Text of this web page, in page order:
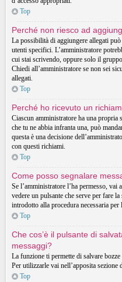
Top
Perché non riesco ad
La possibilità di aggiungere allegati
utenti specifici. L’amministratore
cui stai scrivendo, oppure solo il
Chiedi all’amministratore se non sei
allegati.
Top
Perché ho ricevuto un
Ciascun amministratore ha una propria
che tu ne abbia infranta una, può
questa è una decisione
con questi richiami.
Top
Come posso segnalare
Se l’amministratore l’ha permesso, vai
vedere un pulsante che serve per fare
introdotto alla procedura necessaria per
Top
Che cos’è il pulsante di
messaggi?
La funzione ti permette di salvare
Per utilizzarle vai nell’apposita
Top